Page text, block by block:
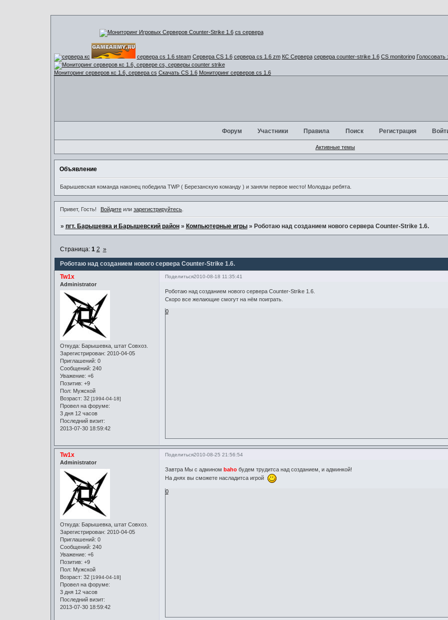
cs сервера
сервера cs 1.6 steam Сервера CS 1.6 сервера cs 1.6 zm КС Сервера сервера counter-strike 1.6 CS monitoring
Мониторинг серверов кс 1.6, сервера cs Скачать CS 1.6 Мониторинг серверов cs 1.6
Форум Участники Правила Поиск Регистрация
Активные темы
Объявление
Барышевская команда наконец победила TWP ( Березанскую команду ) и заняли первое место! Молодцы ребята.
Привет, Гость! Войдите илизарегистрируйтесь
» пгт. Барышевка и Барышевский район » Компьютерные игры » Роботаю над созданием нового сервера Counter-Strike 1.6.
Роботаю над созданием нового сервера Counter-Strike 1.6.
Страница: 1 2 »
Поделиться2010-08-18 11:35:41
Tw1x
Administrator
Откуда: Барышевка, штат Совхоз.
Зарегистрирован: 2010-04-05
Приглашений: 0
Сообщений: 240
Уважение: +6
Позитив: +9
Пол: Мужской
Возраст: 32 [1994-04-18]
Провел на форуме:
3 дня 12 часов
Последний визит:
2013-07-30 18:59:42
Роботаю над созданием нового сервера Counter-Strike 1.6.
Скоро все желающие смогут на нём поиграть.
0
Поделиться2010-08-25 21:56:54
Tw1x
Administrator
Откуда: Барышевка, штат Совхоз.
Зарегистрирован: 2010-04-05
Приглашений: 0
Сообщений: 240
Уважение: +6
Позитив: +9
Пол: Мужской
Возраст: 32 [1994-04-18]
Провел на форуме:
3 дня 12 часов
Последний визит:
2013-07-30 18:59:42
Завтра Мы с админом bahoбудем трудитса над созданием, и админкой!
На днях вы сможете насладитса игрой
0